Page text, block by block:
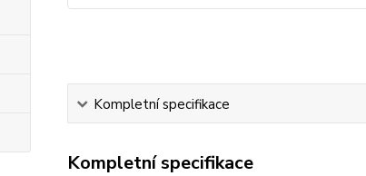
Kompletní specifikace
Kompletní specifikace